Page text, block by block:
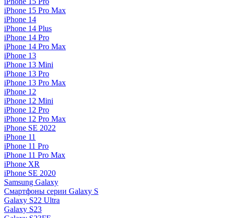
iPhone 15 Pro Max
iPhone 14
iPhone 14 Plus
iPhone 14 Pro
iPhone 14 Pro Max
iPhone 13
iPhone 13 Mini
iPhone 13 Pro
iPhone 13 Pro Max
iPhone 12
iPhone 12 Mini
iPhone 12 Pro
iPhone 12 Pro Max
iPhone SE 2022
iPhone 11
iPhone 11 Pro
iPhone 11 Pro Max
iPhone XR
iPhone SE 2020
Samsung Galaxy
Смартфоны серии Galaxy S
Galaxy S22 Ultra
Galaxy S23